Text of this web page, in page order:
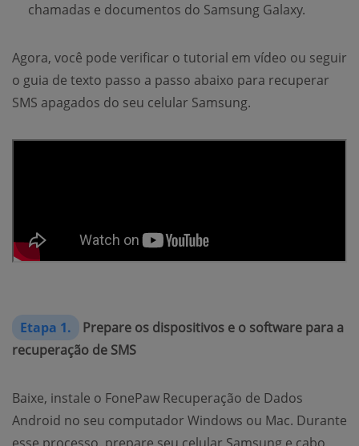
chamadas e documentos do Samsung Galaxy.
Agora, você pode verificar o tutorial em vídeo ou seguir
o guia de texto passo a passo abaixo para recuperar
SMS apagados do seu celular Samsung.
Etapa 1.
Prepare os dispositivos e o software para a
recuperação de SMS
Baixe, instale o FonePaw Recuperação de Dados
Android no seu computador Windows ou Mac. Durante